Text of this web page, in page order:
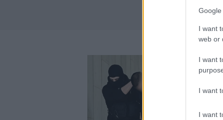
I want
web or
I want
I want
I want